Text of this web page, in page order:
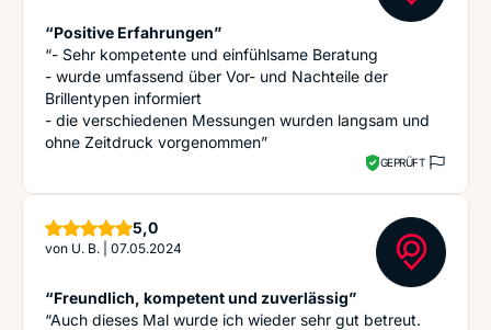
“Positive Erfahrungen”
“- Sehr kompetente und einfühlsame Beratung
- wurde umfassend über Vor- und Nachteile der
Brillentypen informiert
- die verschiedenen Messungen wurden langsam und
ohne Zeitdruck vorgenommen”
GEPRÜFT
5,0Sterne
von U. B. 07.05.2024
“Freundlich, kompetent und zuverlässig”
“Auch dieses Mal wurde ich wieder sehr gut betreut.